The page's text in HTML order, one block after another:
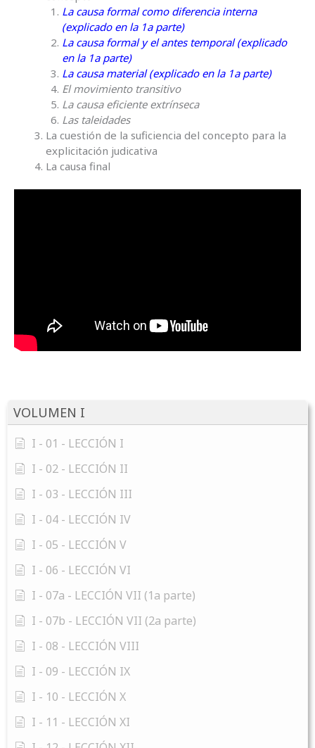
VOLUMEN I
I - 01 - LECCIÓN I
I - 02 - LECCIÓN II
I - 03 - LECCIÓN III
I - 04 - LECCIÓN IV
I - 05 - LECCIÓN V
I - 06 - LECCIÓN VI
I - 07a - LECCIÓN VII (1a parte)
I - 07b - LECCIÓN VII (2a parte)
I - 08 - LECCIÓN VIII
I - 09 - LECCIÓN IX
I - 10 - LECCIÓN X
I - 11 - LECCIÓN XI
La causa formal como diferencia interna
(explicado en la 1a parte)
La causa formal y el antes temporal (explicado
en la 1a parte)
La causa material (explicado en la 1a parte)
El movimiento transitivo
La causa eficiente extrínseca
Las taleidades
La cuestión de la suficiencia del concepto para la
explicitación judicativa
La causa final